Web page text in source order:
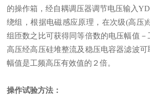
的操作箱，经自耦调压器调节电压输入
绕组，根据电磁感应原理，在次级(高压)
组匝数之比可获得同等倍数的电压幅值－
高压经高压硅堆整流及稳压电容器滤波
幅值是工频高压有效值的２倍。
操作试验方法：